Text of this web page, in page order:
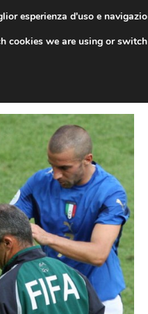
esperienza d'uso e
cookies we are using or